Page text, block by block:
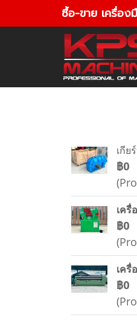
ซื้อ-ขาย เครื่อ
เกีย
฿0
เครื่
฿0
เครื่
฿0